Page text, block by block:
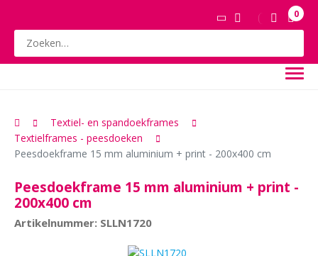
0
Textiel- en spandoekframes
Textielframes - peesdoeken
Peesdoekframe 15 mm aluminium + print - 200x400 cm
Peesdoekframe 15 mm aluminium + print -
200x400 cm
Artikelnummer: SLLN1720